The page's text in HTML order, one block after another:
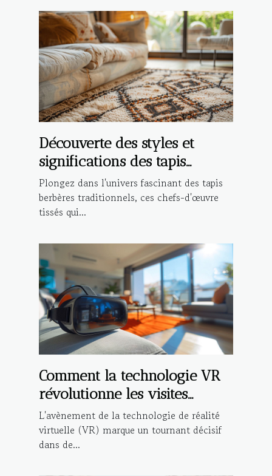
Découverte des styles et
significations des tapis
berbères traditionnels
Plongez dans l'univers fascinant des tapis
berbères traditionnels, ces chefs-d'œuvre
tissés qui...
Comment la technologie VR
révolutionne les visites
immobilières
L'avènement de la technologie de réalité
virtuelle (VR) marque un tournant décisif
dans de...